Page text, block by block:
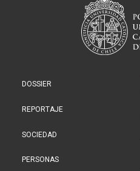
DOSSIER
REPORTAJE
SOCIEDAD
PERSONAS